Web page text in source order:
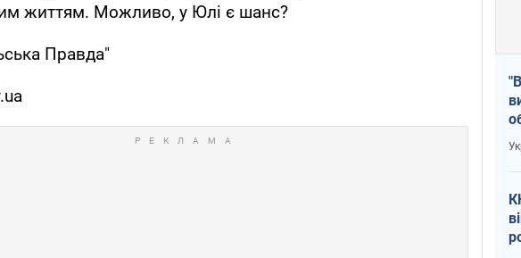
життям. Можливо, у Юлі є шанс?
Правда"